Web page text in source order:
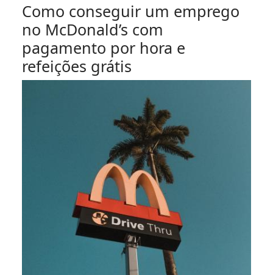
Como conseguir um emprego
no McDonald’s com
pagamento por hora e
refeições grátis